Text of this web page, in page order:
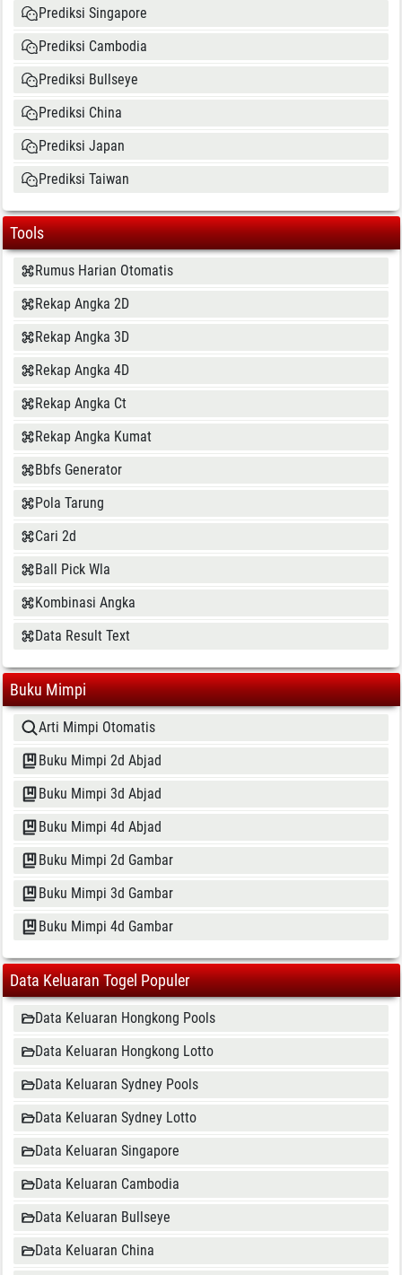
Prediksi Singapore
Prediksi Cambodia
Prediksi Bullseye
Prediksi China
Prediksi Japan
Prediksi Taiwan
Tools
Rumus Harian Otomatis
Rekap Angka 2D
Rekap Angka 3D
Rekap Angka 4D
Rekap Angka Ct
Rekap Angka Kumat
Bbfs Generator
Pola Tarung
Cari 2d
Ball Pick Wla
Kombinasi Angka
Data Result Text
Buku Mimpi
Arti Mimpi Otomatis
Buku Mimpi 2d Abjad
Buku Mimpi 3d Abjad
Buku Mimpi 4d Abjad
Buku Mimpi 2d Gambar
Buku Mimpi 3d Gambar
Buku Mimpi 4d Gambar
Data Keluaran Togel Populer
Data Keluaran Hongkong Pools
Data Keluaran Hongkong Lotto
Data Keluaran Sydney Pools
Data Keluaran Sydney Lotto
Data Keluaran Singapore
Data Keluaran Cambodia
Data Keluaran Bullseye
Data Keluaran China